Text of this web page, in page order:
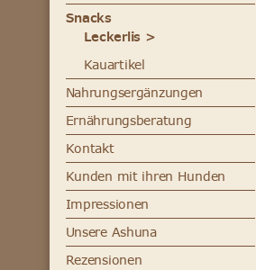
Snacks
Leckerlis >
Kauartikel
Nahrungsergänzungen
Ernährungsberatung
Kontakt
Kunden mit ihren Hunden
Impressionen
Unsere Ashuna
Rezensionen